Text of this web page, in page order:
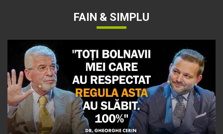
FAIN & SIMPLU